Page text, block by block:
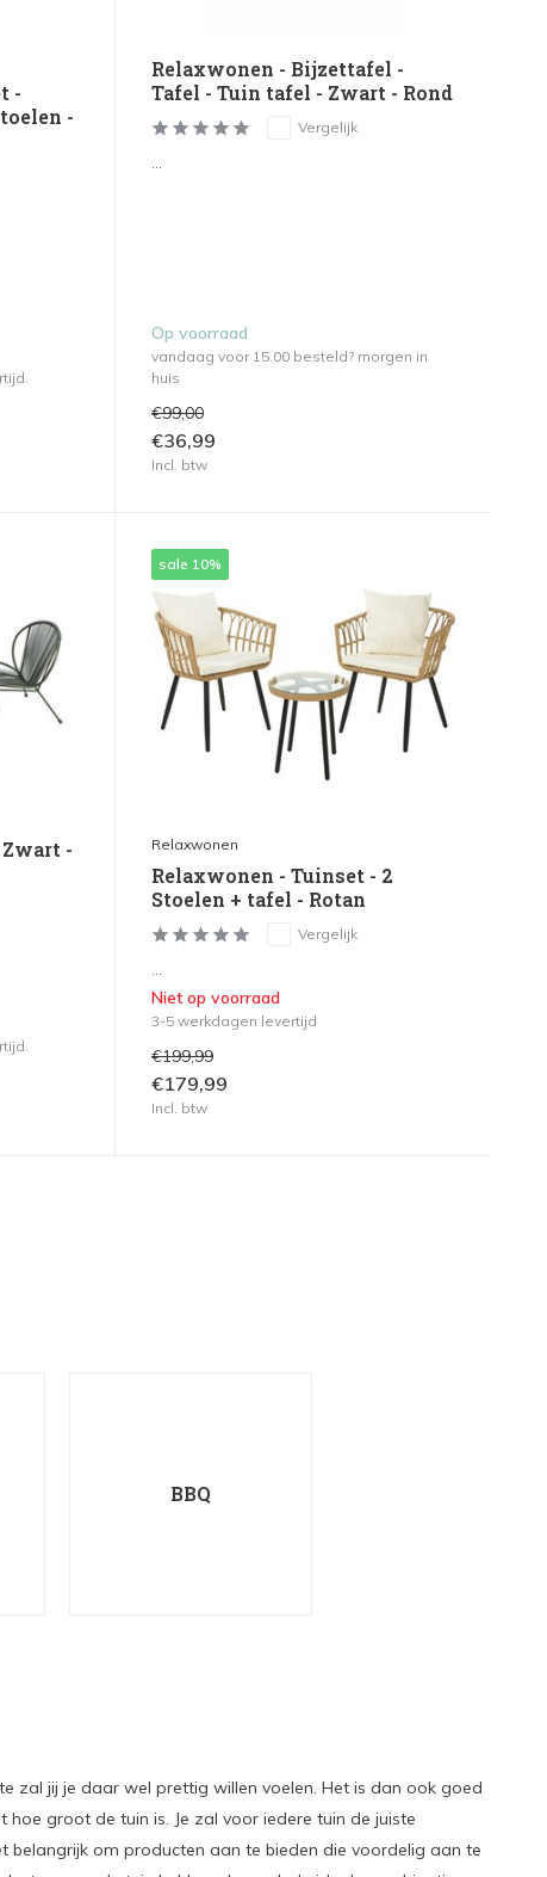
-
-
Relaxwonen - Bijzettafel -
Tafel - Tuin tafel - Zwart - Rond
Vergelijk
Op voorraad
vandaag voor 15.00 besteld? morgen in
huis
€99,00
€36,99
Incl. btw
-
sale 10%
Relaxwonen
Relaxwonen - Tuinset - 2
Stoelen + tafel - Rotan
Vergelijk
Niet op voorraad
3-5 werkdagen levertijd
€199,99
€179,99
Incl. btw
BBQ
zal jij je daar wel prettig willen voelen. Het is dan ook goed
groot de tuin is. Je zal voor iedere tuin de juiste
om producten aan te bieden die voordelig aan te